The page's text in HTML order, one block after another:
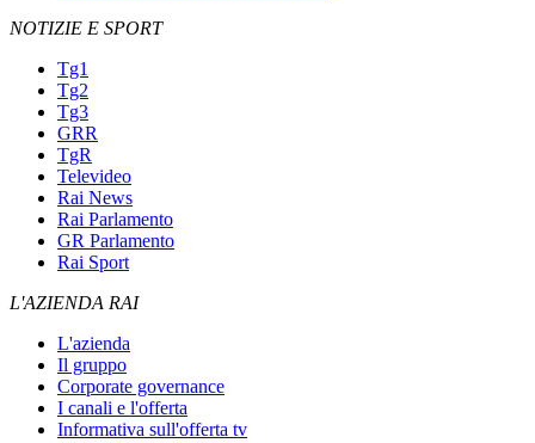
NOTIZIE E SPORT
Tg1
Tg2
Tg3
GRR
TgR
Televideo
Rai News
Rai Parlamento
GR Parlamento
Rai Sport
L'AZIENDA RAI
L'azienda
Il gruppo
Corporate governance
I canali e l'offerta
Informativa sull'offerta tv